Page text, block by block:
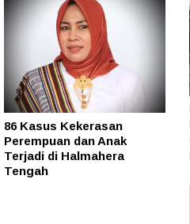
86 Kasus Kekerasan
Perempuan dan Anak
Terjadi di Halmahera
Tengah